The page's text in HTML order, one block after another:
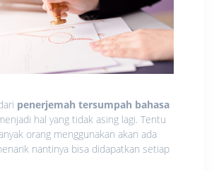
penerjemah tersumpah bahasa
hal yang tidak asing lagi. Tentu
orang menggunakan akan ada
nantinya bisa didapatkan setiap